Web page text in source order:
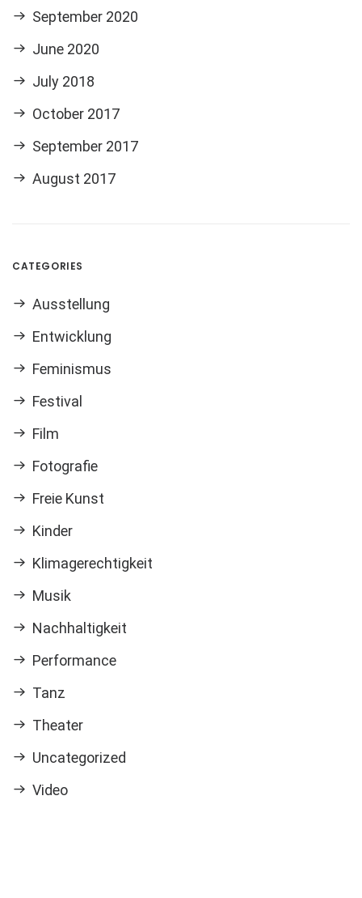
September 2020
June 2020
July 2018
October 2017
September 2017
August 2017
CATEGORIES
Ausstellung
Entwicklung
Feminismus
Festival
Film
Fotografie
Freie Kunst
Kinder
Klimagerechtigkeit
Musik
Nachhaltigkeit
Performance
Tanz
Theater
Uncategorized
Video